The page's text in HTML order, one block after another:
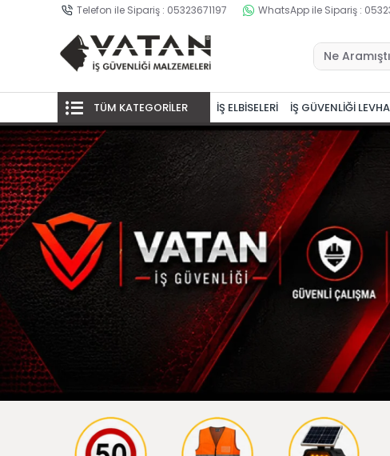
Telefon ile Sipariş : 05323671197 WhatsApp ile Sipariş :
TÜM KATEGORİLER İŞ ELBİSELERİ İŞ GÜVENLİĞİ